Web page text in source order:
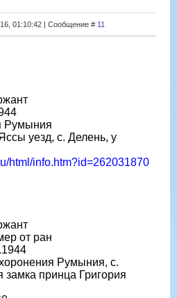
01:10:42 | Сообщение # 11
Румыния
уезд, с. Делень, у
html/info.htm?id=262031870
от ран
Румыния, с.
замка принца Григория